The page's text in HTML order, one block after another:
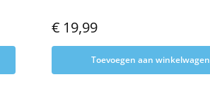
€ 19,99
Toevoegen aan winkelwagen